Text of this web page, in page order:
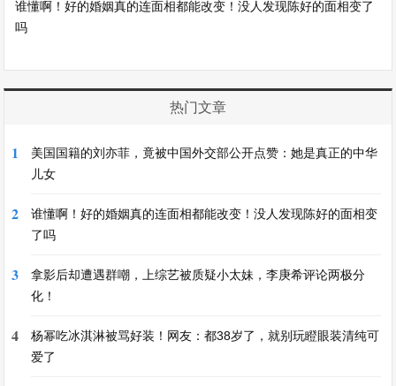
谁懂啊！好的婚姻真的连面相都能改变！没人发现陈好的面相变了
吗
热门文章
1
美国国籍的刘亦菲，竟被中国外交部公开点赞：她是真正的中华
儿女
2
谁懂啊！好的婚姻真的连面相都能改变！没人发现陈好的面相变
了吗
3
拿影后却遭遇群嘲，上综艺被质疑小太妹，李庚希评论两极分
化！
4
杨幂吃冰淇淋被骂好装！网友：都38岁了，就别玩瞪眼装清纯可
爱了